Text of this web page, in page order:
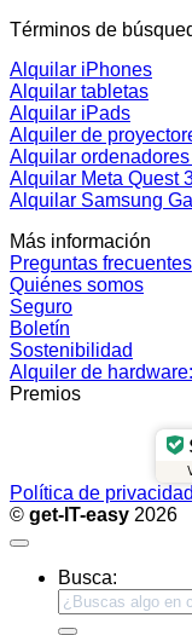
Términos de
Alquilar iPhones
Alquilar tabletas
Alquilar iPads
Alquiler de
Alquilar
Alquilar Meta Quest
Alquilar Samsung
Más información
Preguntas frecuentes
Quiénes somos
Seguro
Boletín
Sostenibilidad
Alquiler de
Premios
Política de privacidad
© get-IT-easy 2026
Busca: